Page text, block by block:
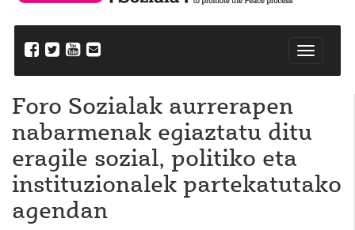
Foro Sozialak aurrerapen
nabarmenak egiaztatu ditu
eragile sozial, politiko eta
instituzionalek partekatutako
agendan